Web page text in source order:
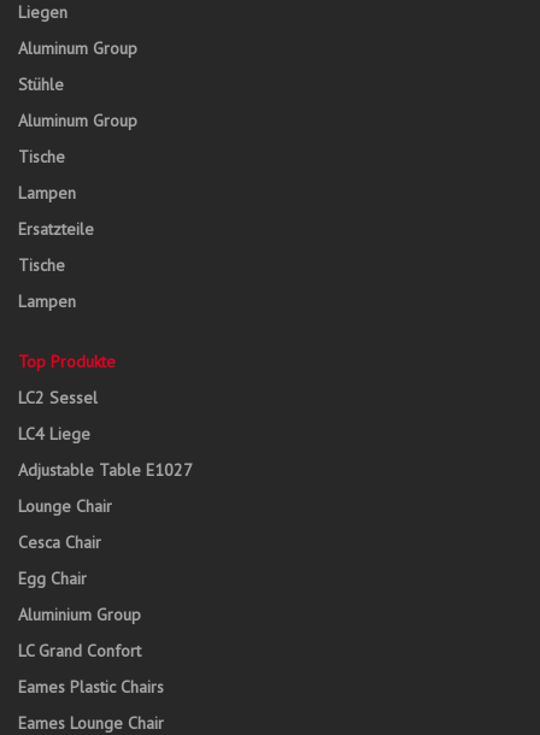
Liegen
Aluminum Group
Stühle
Aluminum Group
Tische
Lampen
Ersatzteile
Tische
Lampen
Top Produkte
LC2 Sessel
LC4 Liege
Adjustable Table E1027
Lounge Chair
Cesca Chair
Egg Chair
Aluminium Group
LC Grand Confort
Eames Plastic Chairs
Eames Lounge Chair